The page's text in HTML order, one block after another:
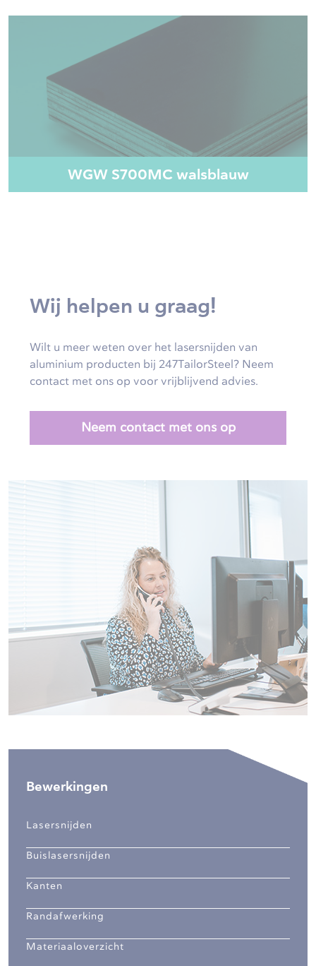
WGW S700MC walsblauw
Wij helpen u graag!
Wilt u meer weten over het lasersnijden van
aluminium producten bij 247TailorSteel? Neem
contact met ons op voor vrijblijvend advies.
Neem contact met ons op
Bewerkingen
Lasersnijden
Buislasersnijden
Kanten
Randafwerking
Materiaaloverzicht